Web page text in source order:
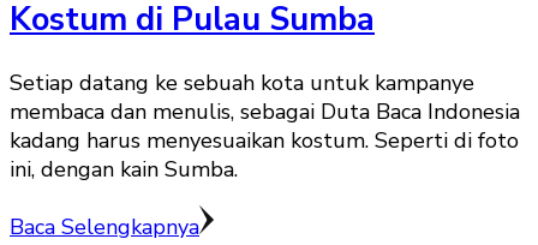
Kostum di Pulau Sumba
Setiap datang ke sebuah kota untuk kampanye
membaca dan menulis, sebagai Duta Baca Indonesia
kadang harus menyesuaikan kostum. Seperti di foto
ini, dengan kain Sumba.
Baca Selengkapnya